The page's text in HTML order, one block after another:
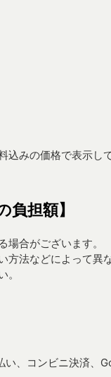
みの価格で表示し
負担額】
合がございます。
法などによって異な
い、コンビニ決済、